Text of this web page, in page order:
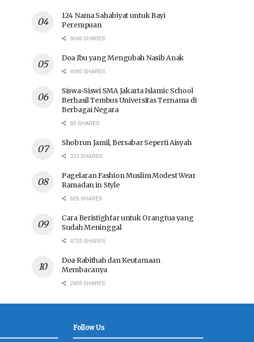
124 Nama Sahabiyat untuk Bayi
Perempuan
9048 SHARES
Doa Ibu yang Mengubah Nasib Anak
4095 SHARES
Siswa-Siswi SMA Jakarta Islamic School
Berhasil Tembus Universitas Ternama di
Berbagai Negara
85 SHARES
Shobrun Jamil, Bersabar Seperti Aisyah
323 SHARES
Pagelaran Fashion Muslim Modest Wear
Ramadan in Style
629 SHARES
Cara Beristighfar untuk Orangtua yang
Sudah Meninggal
4733 SHARES
Doa Rabithah dan Keutamaan
Membacanya
2405 SHARES
Follow Us